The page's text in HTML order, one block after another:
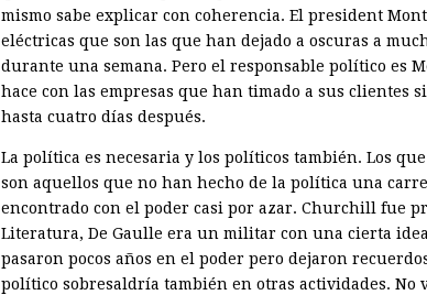
mismo sabe explicar con coherencia. El president
eléctricas que son las que han dejado a oscuras a
durante una semana. Pero el responsable político es
hace con las empresas que han timado a sus clientes
hasta cuatro días después.
La política es necesaria y los políticos también. Los
son aquellos que no han hecho de la política una
encontrado con el poder casi por azar. Churchill fue
Literatura, De Gaulle era un militar con una cierta idea
pasaron pocos años en el poder pero dejaron
político sobresaldría también en otras actividades. No